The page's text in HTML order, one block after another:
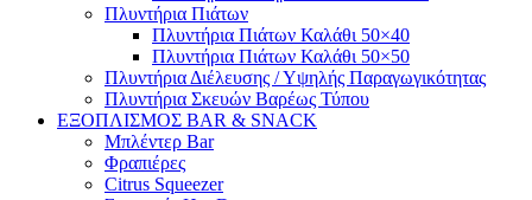
Πλυντήρια Πιάτων
Πλυντήρια Πιάτων Καλάθι 50×40
Πλυντήρια Πιάτων Καλάθι 50×50
Πλυντήρια Διέλευσης / Υψηλής Παραγωγικότητας
Πλυντήρια Σκευών Βαρέως Τύπου
ΕΞΟΠΛΙΣΜΟΣ BAR & SNACK
Μπλέντερ Bar
Φραπιέρες
Citrus Squeezer